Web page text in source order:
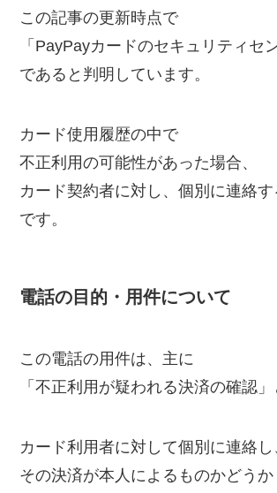
この記事の更新時点で
「PayPayカードのセキュリティセ
であると判明しています。
カード使用履歴の中で
不正利用の可能性があった場合、
カード契約者に対し、個別に連絡す
です。
電話の目的・用件について
この電話の用件は、主に
「不正利用が疑われる決済の確認」
カード利用者に対して個別に連絡し
その決済が本人によるものかどうか